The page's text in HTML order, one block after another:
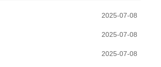
2025-07-08
2025-07-08
2025-07-08